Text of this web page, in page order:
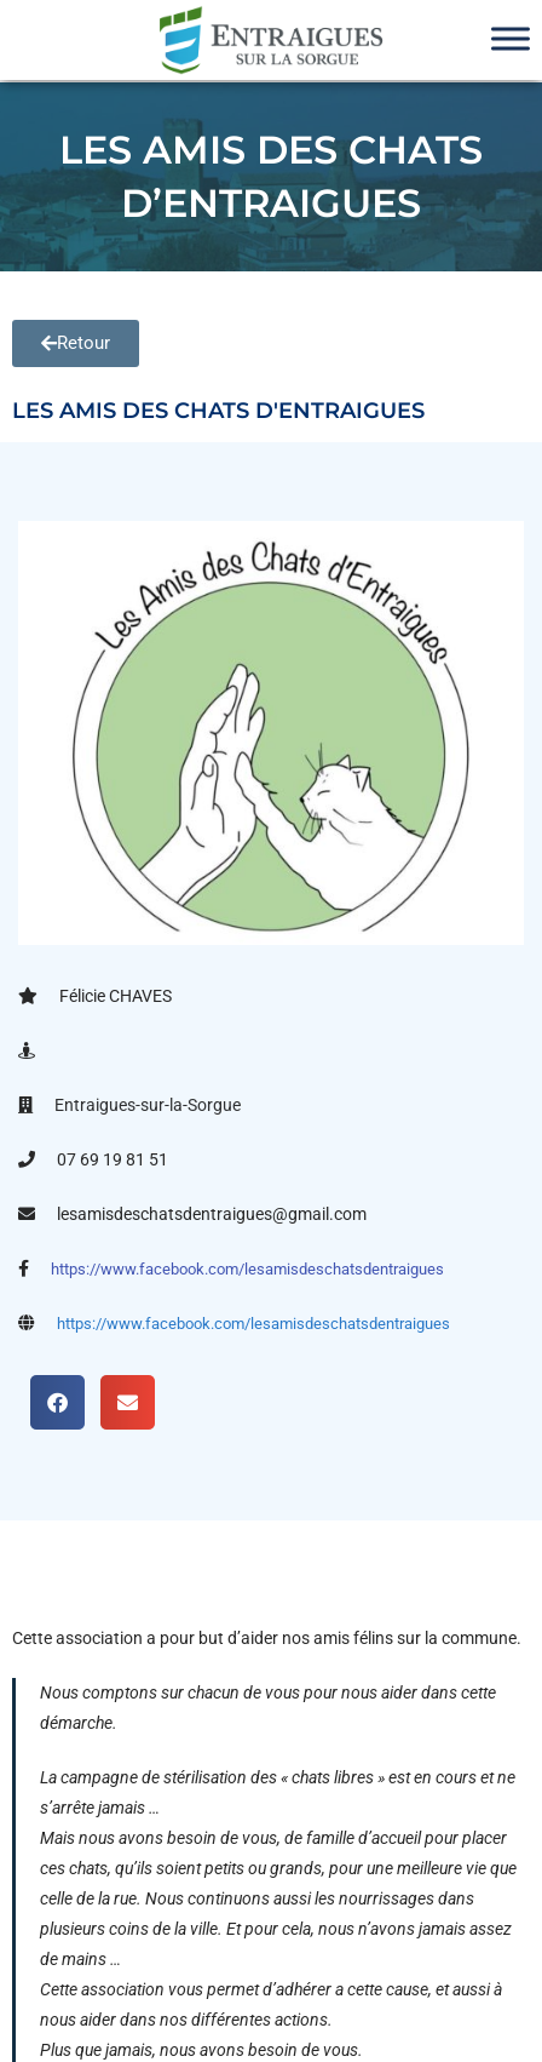
LES AMIS DES CHATS
D’ENTRAIGUES
Retour
LES AMIS DES CHATS D'ENTRAIGUES
Félicie CHAVES
Entraigues-sur-la-Sorgue
07 69 19 81 51
lesamisdeschatsdentraigues@gmail.com
https://www.facebook.com/lesamisdeschatsdentraigues
https://www.facebook.com/lesamisdeschatsdentraigues
Cette association a pour but d’aider nos amis félins sur la commune.
Nous comptons sur chacun de vous pour nous aider dans cette
démarche.
La campagne de stérilisation des « chats libres » est en cours et ne
s’arrête jamais …
Mais nous avons besoin de vous, de famille d’accueil pour placer
ces chats, qu’ils soient petits ou grands, pour une meilleure vie que
celle de la rue. Nous continuons aussi les nourrissages dans
plusieurs coins de la ville. Et pour cela, nous n’avons jamais assez
de mains …
Cette association vous permet d’adhérer a cette cause, et aussi à
nous aider dans nos différentes actions.
Plus que jamais, nous avons besoin de vous.